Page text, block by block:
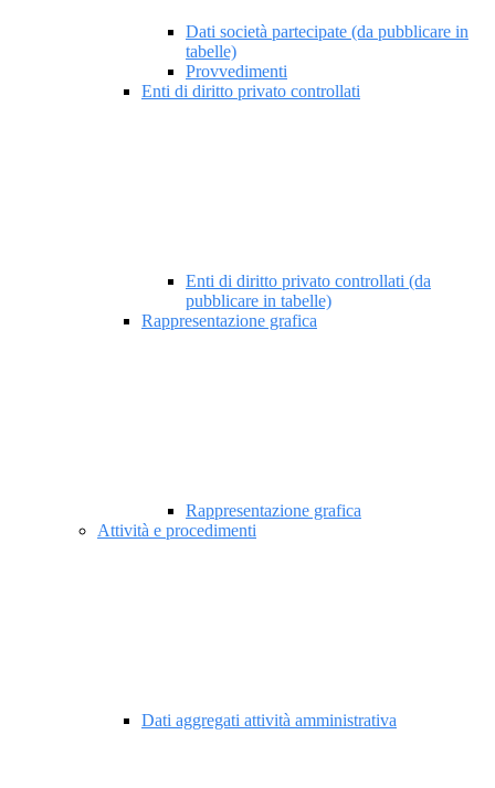
Dati società partecipate (da pubblicare in
tabelle)
Provvedimenti
Enti di diritto privato controllati
Enti di diritto privato controllati (da
pubblicare in tabelle)
Rappresentazione grafica
Rappresentazione grafica
Attività e procedimenti
Dati aggregati attività amministrativa